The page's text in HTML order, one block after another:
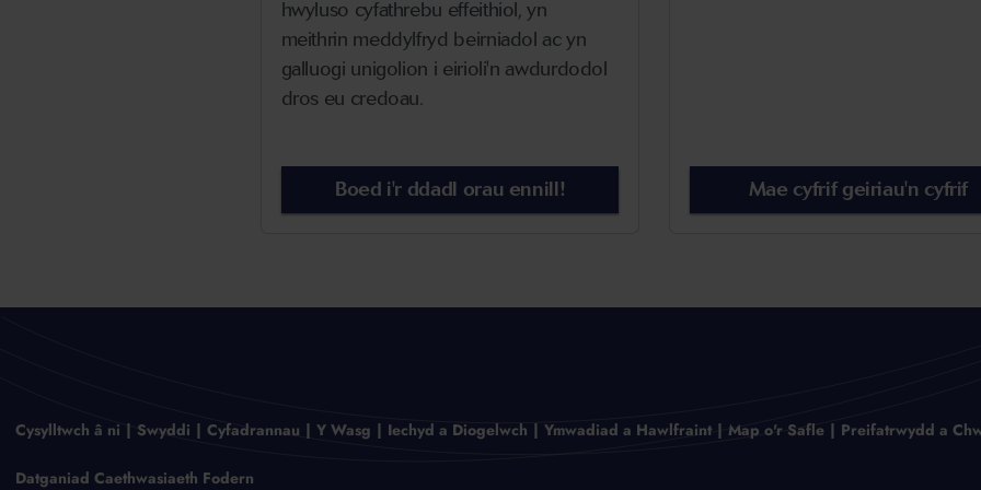
hwyluso cyfathrebu effeithiol, yn
meithrin meddylfryd beirniadol ac yn
galluogi unigolion i eirioli'n awdurdodol
dros eu credoau.
Boed i'r ddadl orau ennill! Mae cyfrif geiriau'n cyfrif
Cysylltwch â ni Swyddi Cyfadrannau Y Wasg Iechyd a Diogelwch Ymwadiad a Hawlfraint Map o'r Safle Preifatrwydd a
Datganiad Caethwasiaeth Fodern